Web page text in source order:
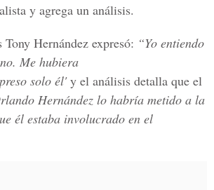
y agrega un análisis.
Hernández expresó: “Yo entiendo
Me hubiera
solo él'y el análisis detalla que el
Hernández lo habría metido a la
él estaba involucrado en el